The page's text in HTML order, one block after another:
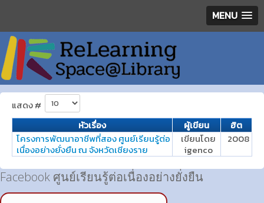
MENU
แสดง #
หัวเรื่อง
ผู้เขียน
ฮิต
โครงการพัฒนาอาชีพที่สอง ศูนย์เรียนรู้ต่อ
เนื่องอย่างยั่งยืน ณ จังหวัดเชียงราย
เขียนโดย
igenco
2008
Facebook ศูนย์เรียนรู้ต่อเนื่องอย่างยั่งยืน